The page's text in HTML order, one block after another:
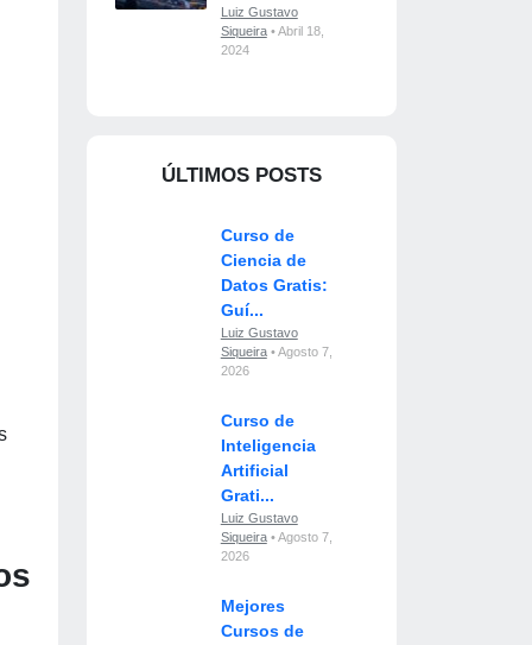
Luiz Gustavo
Siqueira• Abril 18,
2024
ÚLTIMOS POSTS
Curso de
Ciencia de
Datos Gratis:
Guí...
Luiz Gustavo
Siqueira• Agosto 7,
2026
Curso de
Inteligencia
Artificial
Grati...
Luiz Gustavo
Siqueira• Agosto 7,
2026
Mejores
Cursos de